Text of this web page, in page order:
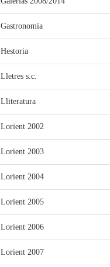
Gastronomía
Hestoria
Lletres s.c.
Lliteratura
Lorient 2002
Lorient 2003
Lorient 2004
Lorient 2005
Lorient 2006
Lorient 2007